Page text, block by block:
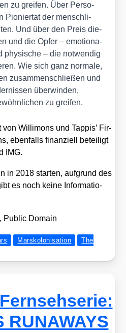
zu grei­fen. Über Per­so­
Pio­nier­tat der mensch­li­
Und über den Preis die­
und die Opfer – emo­tio­na­
phy­si­sche – die not­wen­dig
Wie sich ganz nor­ma­le,
zusam­men­schlie­ßen und
über­win­den,
zu grei­fen.
Wil­li­mons und Tap­pis’ Fir­
eben­falls finan­zi­ell betei­ligt
IMG.
in 2018 star­ten, auf­grund des
es noch kei­ne Infor­ma­tio­
, Public Domain
Marskolonisation
The
RUNAWAYS